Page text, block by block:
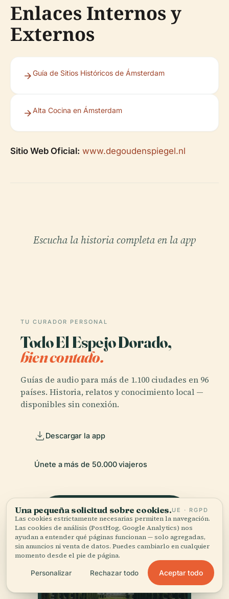
Enlaces Internos y
Externos
Guía de Sitios Históricos de Ámsterdam
Alta Cocina en Ámsterdam
Sitio Web Oficial: www.degoudenspiegel.nl
Escucha la historia completa en la app
TU CURADOR PERSONAL
Todo El Espejo Dorado,
bien contado.
Guías de audio para más de 1.100 ciudades en 96
países. Historia, relatos y conocimiento local —
disponibles sin conexión.
Descargar la app
Únete a más de 50.000 viajeros
Una pequeña solicitud sobre cookies.UE · RGPD
Las cookies estrictamente necesarias permiten la navegación.
Las cookies de análisis (PostHog, Google Analytics) nos
ayudan a entender qué páginas funcionan — solo agregadas,
sin anuncios ni venta de datos. Puedes cambiarlo en cualquier
momento desde el pie de página.
Personalizar Rechazar todo Aceptar todo